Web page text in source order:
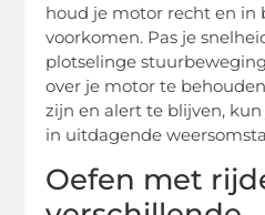
houd je motor recht en in
voorkomen. Pas je
plotselinge
over je motor te
zijn en alert te blijven,
in uitdagende
Oefen met